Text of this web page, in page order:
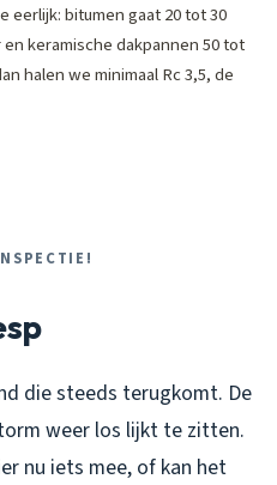
eerlijk: bitumen gaat 20 tot 30
en keramische dakpannen 50 tot
halen we minimaal Rc 3,5, de
die steeds terugkomt. De
weer los lijkt te zitten.
nu iets mee, of kan het